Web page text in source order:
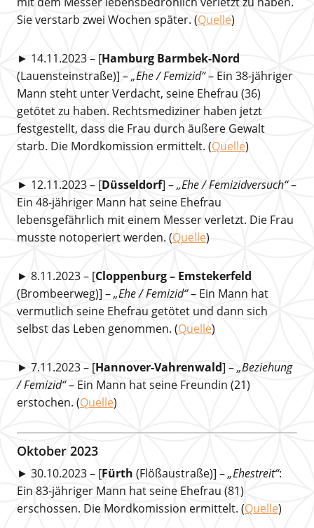
Sie verstarb zwei Wochen später. (Quelle)
► 14.11.2023 – [Hamburg Barmbek-Nord
(Lauensteinstraße)] –„Ehe / Femizid“– Ein 38-jähriger
Mann steht unter Verdacht, seine Ehefrau (36)
getötet zu haben. Rechtsmediziner haben jetzt
festgestellt, dass die Frau durch äußere Gewalt
starb. Die Mordkomission ermittelt. (Quelle)
► 12.11.2023 – [Düsseldorf] –„Ehe / Femizidversuch“–
Ein 48-jähriger Mann hat seine Ehefrau
lebensgefährlich mit einem Messer verletzt. Die Frau
musste notoperiert werden. (Quelle)
► 8.11.2023 – [Cloppenburg – Emstekerfeld
(Brombeerweg)] –„Ehe / Femizid“– Ein Mann hat
vermutlich seine Ehefrau getötet und dann sich
selbst das Leben genommen. (Quelle)
► 7.11.2023 – [Hannover-Vahrenwald] –„Beziehung
/ Femizid“– Ein Mann hat seine Freundin (21)
erstochen. (Quelle)
Oktober 2023
► 30.10.2023 – [Fürth (Flößaustraße)] –„Ehestreit“:
Ein 83-jähriger Mann hat seine Ehefrau (81)
erschossen. Die Mordkomission ermittelt. (Quelle)